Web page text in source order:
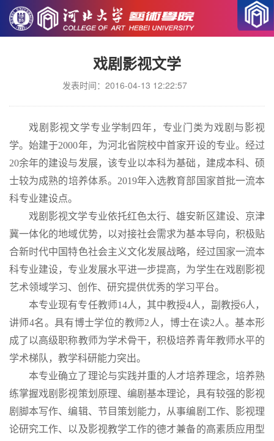
当前位置 本科专业>
戏剧影视文学
发表时间：2016-04-13 12:22:57
戏剧影视文学专业学制四年，专业门类为戏剧与影视
学。始建于2000年，为河北省院校中首家开设的专业。经过
20余年的建设与发展，该专业以本科为基础，建成本科、硕
士较为成熟的培养体系。2019年入选教育部国家首批一流本
科专业建设点。
戏剧影视文学专业依托红色太行、雄安新区建设、京津
冀一体化的地域优势，以对接社会需求为基本导向，积极贴
合新时代中国特色社会主义文化发展战略，经过国家一流本
科专业建设，专业发展水平进一步提高，为学生在戏剧影视
艺术领域学习、创作、研究提供优秀的学习平台。
本专业现有专任教师14人，其中教授4人，副教授6人，
讲师4名。具有博士学位的教师2人，博士在读2人。基本形
成了以高级职称教师为学术骨干，积极培养青年教师水平的
学术梯队，教学科研能力突出。
本专业确立了理论与实践并重的人才培养理念，培养熟
练掌握戏剧影视策划原理、编剧基本理论，具有较强的影视
剧脚本写作、编辑、节目策划能力，从事编剧工作、影视理
论研究工作、以及影视教学工作的德才兼备的高素质应用型